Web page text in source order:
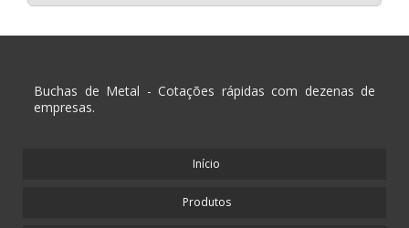
Buchas de Metal - Cotações rápidas com dezenas de
empresas.
Início
Produtos